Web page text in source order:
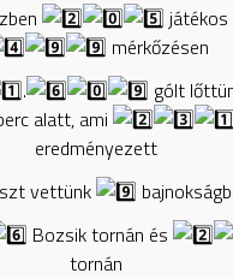
mérkőzésen
. gólt
alatt, ami
eredményezett
vettünk
Bozsik tornán és
tornán